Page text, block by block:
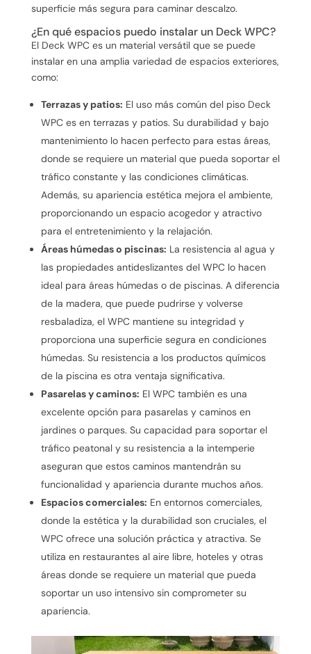
superficie más segura para caminar descalzo.
¿En qué espacios puedo instalar un Deck WPC?
El Deck WPC es un material versátil que se puede
instalar en una amplia variedad de espacios exteriores,
como:
Terrazas y patios: El uso más común del piso Deck
WPC es en terrazas y patios. Su durabilidad y bajo
mantenimiento lo hacen perfecto para estas áreas,
donde se requiere un material que pueda soportar el
tráfico constante y las condiciones climáticas.
Además, su apariencia estética mejora el ambiente,
proporcionando un espacio acogedor y atractivo
para el entretenimiento y la relajación.
Áreas húmedas o piscinas: La resistencia al agua y
las propiedades antideslizantes del WPC lo hacen
ideal para áreas húmedas o de piscinas. A diferencia
de la madera, que puede pudrirse y volverse
resbaladiza, el WPC mantiene su integridad y
proporciona una superficie segura en condiciones
húmedas. Su resistencia a los productos químicos
de la piscina es otra ventaja significativa.
Pasarelas y caminos: El WPC también es una
excelente opción para pasarelas y caminos en
jardines o parques. Su capacidad para soportar el
tráfico peatonal y su resistencia a la intemperie
aseguran que estos caminos mantendrán su
funcionalidad y apariencia durante muchos años.
Espacios comerciales: En entornos comerciales,
donde la estética y la durabilidad son cruciales, el
WPC ofrece una solución práctica y atractiva. Se
utiliza en restaurantes al aire libre, hoteles y otras
áreas donde se requiere un material que pueda
soportar un uso intensivo sin comprometer su
apariencia.